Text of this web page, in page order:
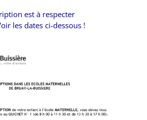
est à respecter
les dates ci-dessous !